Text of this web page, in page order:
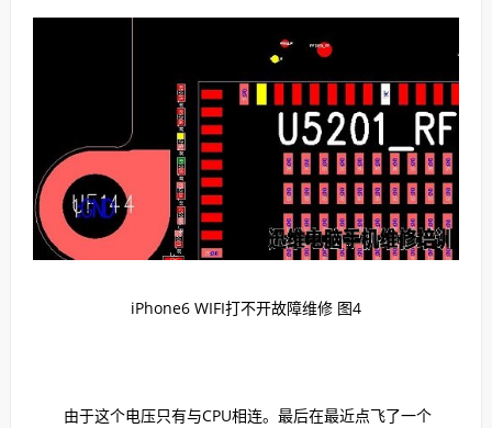
iPhone6 WIFI打不开故障维修 图4
由于这个电压只有与CPU相连。最后在最近点飞了一个